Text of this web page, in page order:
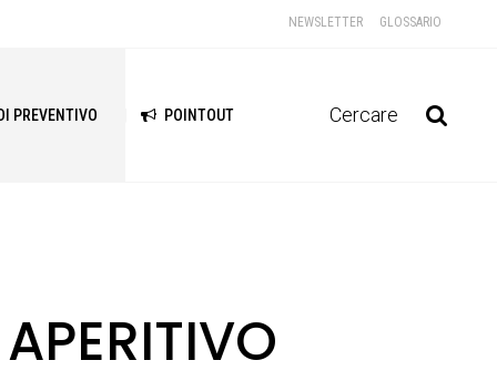
NEWSLETTER GLOSSARIO
Cercare
PREVENTIVO POINTOUT